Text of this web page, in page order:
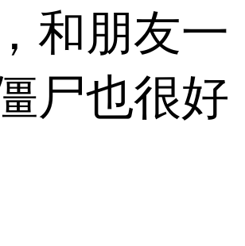
和朋友一
尸也很好